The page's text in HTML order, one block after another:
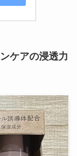
ケアの浸透力